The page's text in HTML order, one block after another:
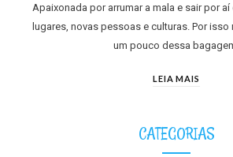
Apaixonada por arrumar a mala e sair por
lugares, novas pessoas e culturas. Por
um pouco dessa
LEIA MAIS
CATEGORIAS